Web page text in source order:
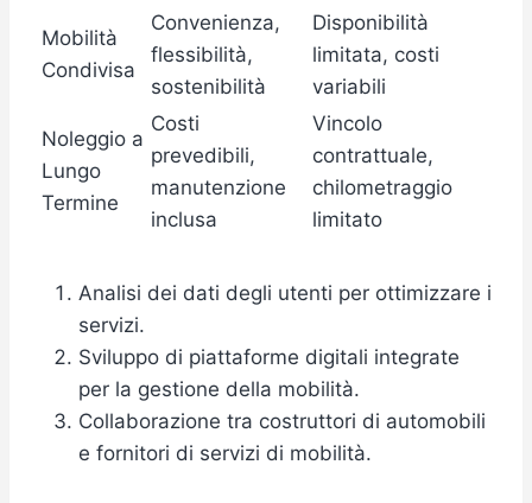
Mobilità
Condivisa
Convenienza,
flessibilità,
sostenibilità
Disponibilità
limitata, costi
variabili
Noleggio a
Lungo
Termine
Costi
prevedibili,
manutenzione
inclusa
Vincolo
contrattuale,
chilometraggio
limitato
Analisi dei dati degli utenti per ottimizzare i
servizi.
Sviluppo di piattaforme digitali integrate
per la gestione della mobilità.
Collaborazione tra costruttori di automobili
e fornitori di servizi di mobilità.